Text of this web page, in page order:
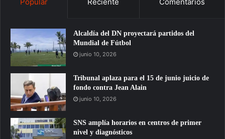
Alcaldía del DN proyectará partidos del
Mundial de Fútbol
junio 10, 2026
Tribunal aplaza para el 15 de junio juicio de
fondo contra Jean Alain
junio 10, 2026
SNS amplía horarios en centros de primer
nivel y diagnósticos